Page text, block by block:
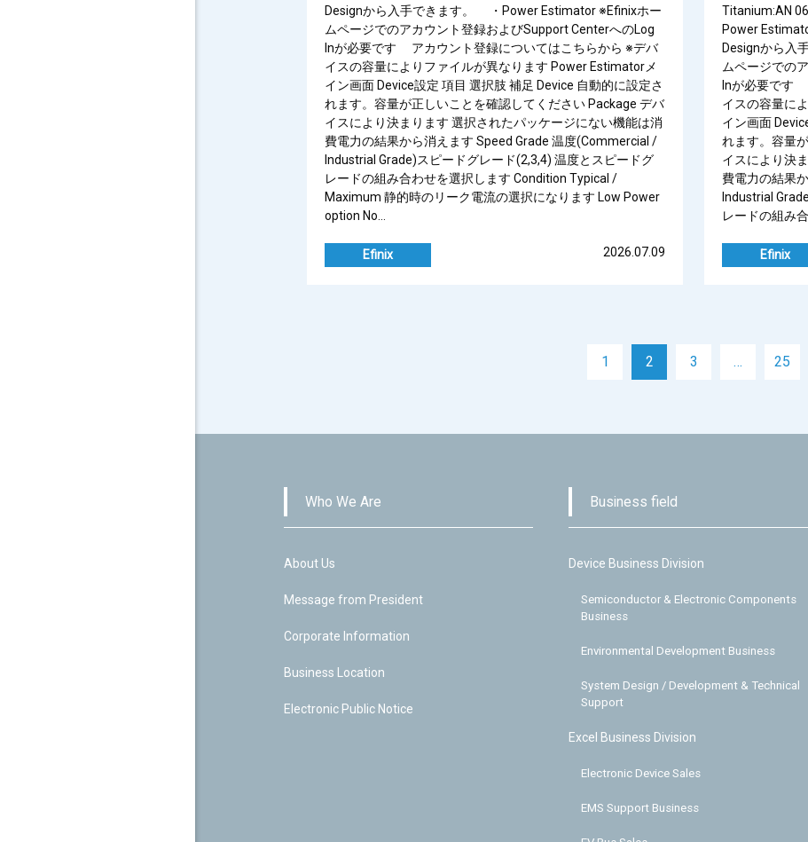
Designから入手できます。 ・Power Estimator ※Efinixホー
ムページでのアカウント登録およびSupport CenterへのLog
Inが必要です アカウント登録についてはこちらから ※デバ
イスの容量によりファイルが異なります Power Estimatorメ
イン画面 Device設定 項目 選択肢 補足 Device 自動的に設定さ
れます。容量が正しいことを確認してください Package デバ
イスにより決まります 選択されたパッケージにない機能は消
費電力の結果から消えます Speed Grade 温度(Commercial /
Industrial Grade)スピードグレード(2,3,4) 温度とスピードグ
レードの組み合わせを選択します Condition Typical /
Maximum 静的時のリーク電流の選択になります Low Power
option No…
Efinix 2026.07.09
Titanium:AN
Power
Designから入
ムページでの
Inが必要です
イスの容量に
イン画面
れます。容量
イスにより決
費電力の結果
Industrial
レードの組み
Efinix
1 2 3 … 25
Who We Are
About Us
Message from President
Corporate Information
Business Location
Electronic Public Notice
Business field
Device Business Division
Semiconductor & Electronic Components
Business
Environmental Development Business
System Design / Development & Technical
Support
Excel Business Division
Electronic Device Sales
EMS Support Business